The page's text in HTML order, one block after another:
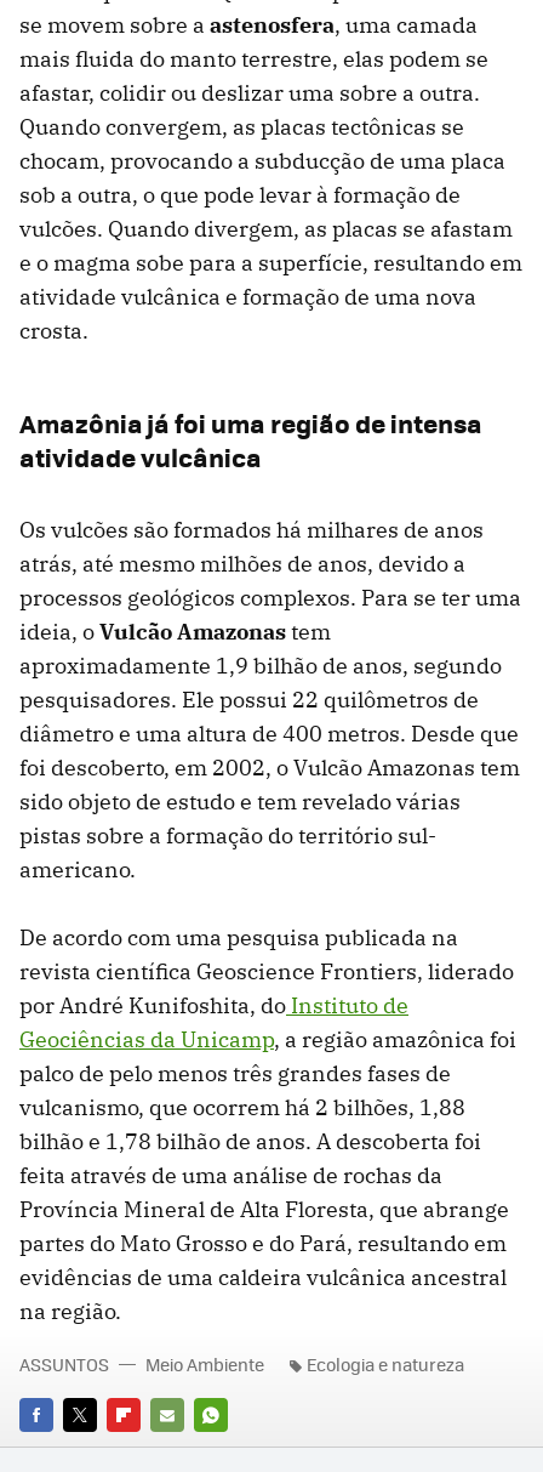
se movem sobre a astenosfera, uma camada
mais fluida do manto terrestre, elas podem se
afastar, colidir ou deslizar uma sobre a outra.
Quando convergem, as placas tectônicas se
chocam, provocando a subducção de uma placa
sob a outra, o que pode levar à formação de
vulcões. Quando divergem, as placas se afastam
e o magma sobe para a superfície, resultando em
atividade vulcânica e formação de uma nova
crosta.
Amazônia já foi uma região de intensa
atividade vulcânica
Os vulcões são formados há milhares de anos
atrás, até mesmo milhões de anos, devido a
processos geológicos complexos. Para se ter uma
ideia, oVulcão Amazonastem
aproximadamente 1,9 bilhão de anos, segundo
pesquisadores. Ele possui 22 quilômetros de
diâmetro e uma altura de 400 metros. Desde que
foi descoberto, em 2002, o Vulcão Amazonas tem
sido objeto de estudo e tem revelado várias
pistas sobre a formação do território sul-
americano.
De acordo com uma pesquisa publicada na
revista científica Geoscience Frontiers, liderado
por André Kunifoshita, do Instituto de
Geociências da Unicamp, a região amazônica foi
palco de pelo menos três grandes fases de
vulcanismo, que ocorrem há 2 bilhões, 1,88
bilhão e 1,78 bilhão de anos. A descoberta foi
feita através de uma análise de rochas da
Província Mineral de Alta Floresta, que abrange
partes do Mato Grosso e do Pará, resultando em
evidências de uma caldeira vulcânica ancestral
na região.
FACEBOOK
TWITTERFLIPBOARD
E-
WHATSAPP
ASSUNTOS Meio Ambiente Ecologia e natureza